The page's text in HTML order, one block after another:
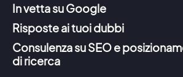
In vetta su Google
Risposte ai tuoi dubbi
Consulenza su SEO e
di ricerca